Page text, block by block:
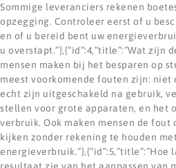
Sommige leveranciers rekenen
opzegging. Controleer eerst of u
en of u bereid bent uw
u overstapt.”},{“id”:4,”title”:”Wat zijn
mensen maken bij het besparen op
meest voorkomende fouten zijn:
echt zijn uitgeschakeld na gebruik,
stellen voor grote apparaten, en het
verbruik. Ook maken mensen de
kijken zonder rekening te houden